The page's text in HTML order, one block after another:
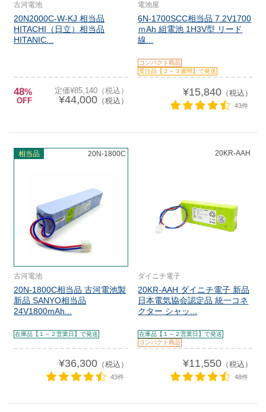
古河電池
20N2000C-W-KJ 相当品
HITACHI（日立）相当品
HITANIC...
48%
OFF
定価¥85,140（税込）
¥44,000（税込）
電池屋
6N-1700SCC相当品 7.2V1700
ｍAh 組電池 1H3V型 リード
線...
コンパクト商品
受注品【２～３週間】で発送
¥15,840（税込）
43件
相当品 20N-1800C
古河電池
20N-1800C相当品 古河電池製
新品 SANYO相当品
24V1800mAh...
在庫品【１～２営業日】で発送
¥36,300（税込）
43件
20KR-AAH
ダイニチ電子
20KR-AAH ダイニチ電子 新品
日本電気協会認定品 統一コネ
クター シャッ...
在庫品【１～２営業日】で発送
コンパクト商品
¥11,550（税込）
48件